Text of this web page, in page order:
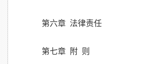
第六章 法律责任
第七章 附 则